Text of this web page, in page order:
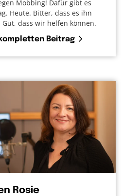
Mobbing! Dafür gibt es
Heute. Bitter, dass es ihn
Gut, dass wir helfen können.
Beitrag
Rosie